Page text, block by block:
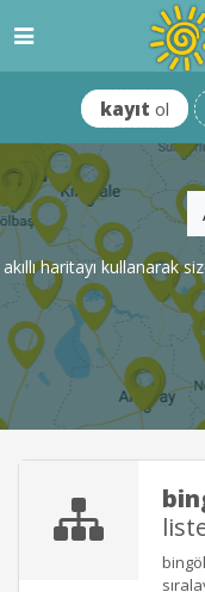
kayıt ol
akıllı haritayı kullanarak
bingöl